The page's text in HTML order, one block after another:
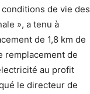
de vie des
», a tenu à
de 1,8 km de
remplacement de
au profit
le directeur de